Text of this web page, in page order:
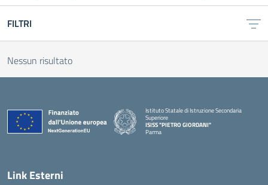
FILTRI
Nessun risultato
Istituto Statale di Istruzione Secondaria
Superiore
ISISS "PIETRO GIORDANI"
Parma
Link Esterni